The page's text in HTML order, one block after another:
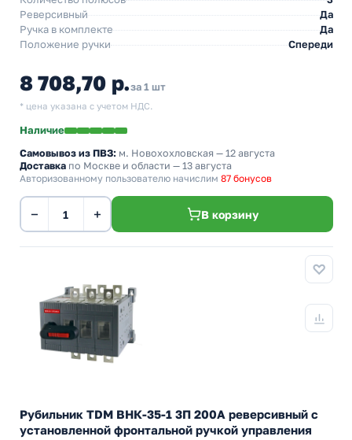
Реверсивный
Да
Ручка в комплекте
Да
Положение ручки
Спереди
8 708,70 р.за 1 шт
* цена указана с учетом НДС.
Наличие
Самовывоз из ПВЗ: м. Новохохловская — 12 августа
Доставка по Москве и области — 13 августа
Авторизованному пользователю начислим 87 бонусов
− + В корзину
Рубильник TDM ВНК-35-1 3П 200А реверсивный с
установленной фронтальной ручкой управления